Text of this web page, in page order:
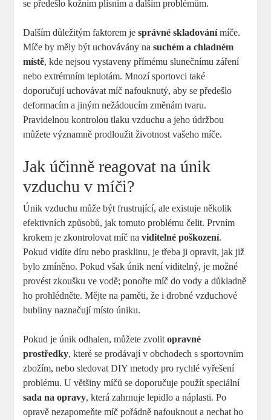
se předešlo kožním plísním a dalším problémům.
Dalším důležitým faktorem jesprávné skladovánímíče.
Míče by měly být uchovávány nasuchém a chladném
místě, kde nejsou vystaveny přímému slunečnímu záření
nebo extrémním teplotám. Mnozí sportovci také
doporučují uchovávat míč nafouknutý, aby se předešlo
deformacím a jiným nežádoucím změnám tvaru.
Pravidelnou kontrolou tlaku vzduchu a jeho údržbou
můžete významně prodloužit životnost vašeho míče.
Jak účinně reagovat na únik
vzduchu v míči?
Únik vzduchu může být frustrující, ale existuje několik
efektivních způsobů, jak tomuto problému čelit. Prvním
krokem je zkontrolovat míč naviditelné poškození.
Pokud vidíte díru nebo prasklinu, je třeba ji opravit, jak již
bylo zmíněno. Pokud však únik není viditelný, je možné
provést zkoušku ve vodě; ponořte míč do vody a důkladně
ho prohlédněte. Mějte na paměti, že i drobné vzduchové
bubliny naznačují místo úniku.
Pokud je únik odhalen, můžete zvolitopravné
prostředky, které se prodávají v obchodech s sportovním
zbožím, nebo sledovat DIY metody pro rychlé vyřešení
problému. U většiny míčů se doporučuje použít speciální
sada na opravy, která zahrnuje lepidlo a náplasti. Po
opravě nezapomeňte míč pořádně nafouknout a nechat ho